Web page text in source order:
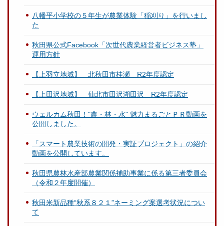
八幡平小学校の５年生が農業体験「稲刈り」を行いまし
た
秋田県公式Facebook「次世代農業経営者ビジネス塾」
運用方針
【上羽立地域】 北秋田市桂瀬 R2年度認定
【上田沢地域】 仙北市田沢湖田沢 R2年度認定
ウェルカム秋田！"農・林・水" 魅力まるごとＰＲ動画を
公開しました。
「スマート農業技術の開発・実証プロジェクト」の紹介
動画を公開しています。
秋田県農林水産部農業関係補助事業に係る第三者委員会
（令和２年度開催）
秋田米新品種“秋系８２１”ネーミング案選考状況につい
て